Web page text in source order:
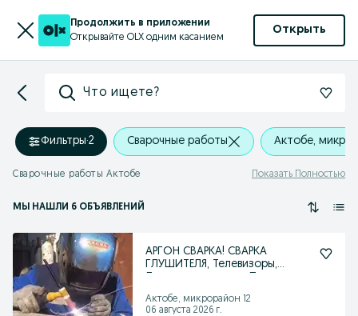
Продолжить в приложении
Открывайте OLX одним касанием
Открыть
Что ищете?
Фильтры·2 Сварочные работы Актобе,
Сварочные работы Актобе Показать Полностью
МЫ НАШЛИ 6 ОБЪЯВЛЕНИЙ
АРГОН СВАРКА! СВАРКА
ГЛУШИТЕЛЯ, Телевизоры,
Актобе, микрорайон 12
06 августа 2026 г.